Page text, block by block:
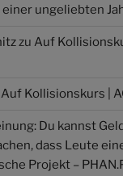
ungeliebten
zu Auf
Auf Kollisionskurs |
Du kannst
dass Leute
Projekt –